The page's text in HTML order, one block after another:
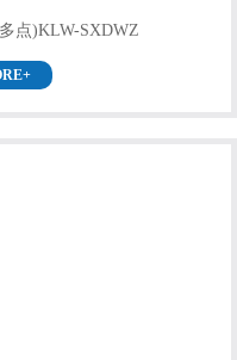
点)KLW-SXDWZ